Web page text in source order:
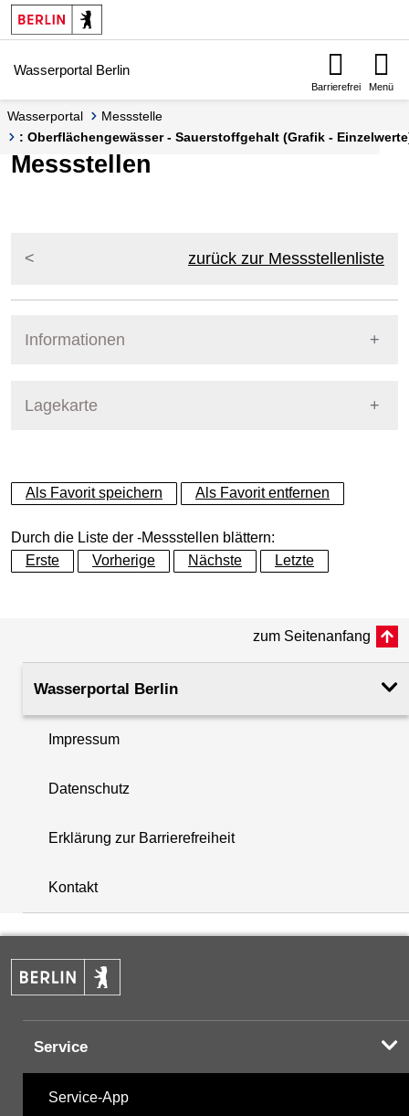
Springe zur Navigation
Springe zum Inhalt
Wasserportal Berlin
Barrierefrei Menü
Wasserportal
Messstelle
: Oberflächengewässer - Sauerstoffgehalt (Grafik -
Messstellen
zurück zur Messstellenliste
Informationen
Lagekarte
+
−
+
−
Als Favorit speichern Als Favorit entfernen
Durch die Liste der -Messstellen blättern:
Erste
Vorherige Nächste Letzte
zum Seitenanfang
Wasserportal Berlin
Impressum
Datenschutz
Erklärung zur Barrierefreiheit
Kontakt
Service
Service-App